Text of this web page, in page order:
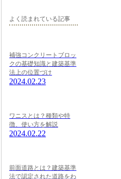
よく読まれている記事
補強コンクリートブロッ
クの基礎知識と建築基準
法上の位置づけ
2024.02.23
ワニスとは？種類や特
徴、使い方を解説
2024.02.22
前面道路とは？建築基準
法で認定された道路をわ